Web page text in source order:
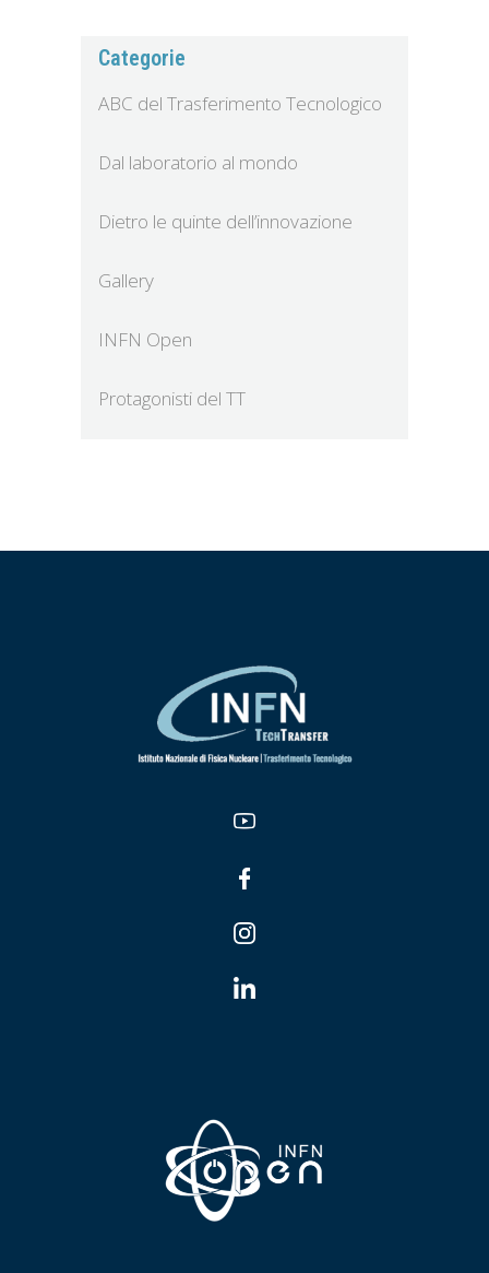
Categorie
ABC del Trasferimento Tecnologico
Dal laboratorio al mondo
Dietro le quinte dell’innovazione
Gallery
INFN Open
Protagonisti del TT